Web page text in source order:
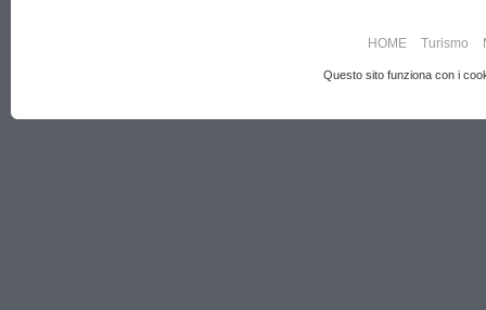
HOME Turismo
Questo sito funziona con i